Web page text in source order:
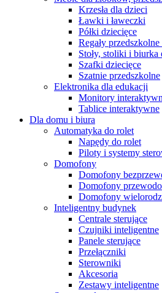
Krzesła dla dzieci
Ławki i ławeczki
Półki dziecięce
Regały
Stoły, stoliki i biurka
Szafki dziecięce
Szatnie przedszkolne
Elektronika dla edukacji
Monitory
Tablice interaktywne
Dla domu i biura
Automatyka do rolet
Napędy do rolet
Piloty i systemy
Domofony
Domofony
Domofony
Domofony
Inteligentny budynek
Centrale sterujące
Czujniki inteligentne
Panele sterujące
Przełączniki
Sterowniki
Akcesoria
Zestawy inteligentne